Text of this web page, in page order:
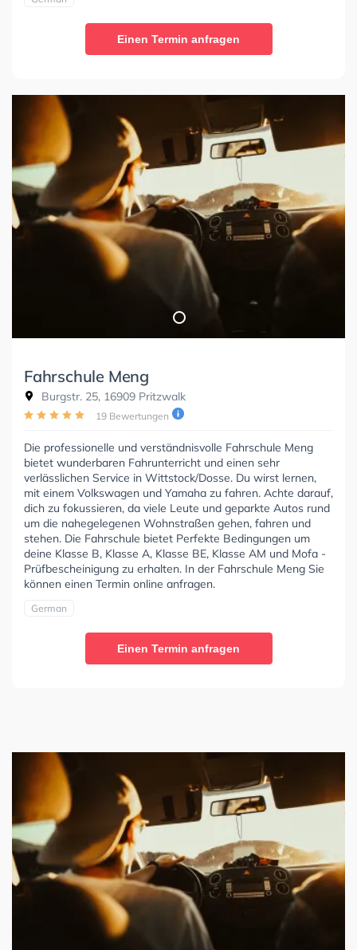
Einen Termin anfragen
Fahrschule Meng
Burgstr. 25, 16909 Pritzwalk
19 Bewertungen
Die professionelle und verständnisvolle Fahrschule Meng
bietet wunderbaren Fahrunterricht und einen sehr
verlässlichen Service in Wittstock/Dosse. Du wirst lernen,
mit einem Volkswagen und Yamaha zu fahren. Achte darauf,
dich zu fokussieren, da viele Leute und geparkte Autos rund
um die nahegelegenen Wohnstraßen gehen, fahren und
stehen. Die Fahrschule bietet Perfekte Bedingungen um
deine Klasse B, Klasse A, Klasse BE, Klasse AM und Mofa -
Prüfbescheinigung zu erhalten. In der Fahrschule Meng Sie
können einen Termin online anfragen.
German
Einen Termin anfragen